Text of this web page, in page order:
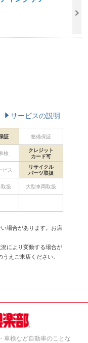
サービスの説明
証 整備保証
検
クレジット
カード可
ビス
リサイクル
パーツ取扱
扱 大型車両取扱
場合があります。お店
により変動する場合が
えご来店ください。
車検など自動車のことな